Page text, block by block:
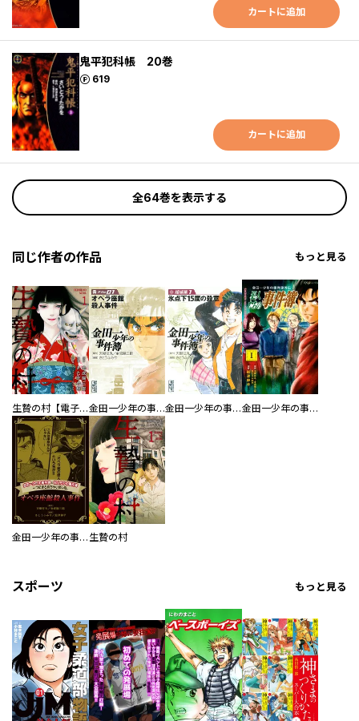
カートに追加
鬼平犯科帳 20巻
619
ポイント
カートに追加
全64巻を表示する
同じ作者の作品 もっと見る
生贄の村【電子単行本版】 金田一少年の事件簿 金田一少年の事件簿 短編集 金田一少年の事件簿外伝 犯人たちの事件簿
金田一少年の事件簿と犯人たちの事件簿 一つにまとめちゃいました。 生贄の村
スポーツ もっと見る